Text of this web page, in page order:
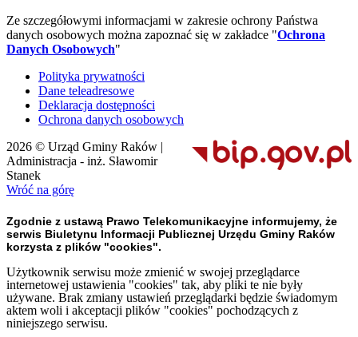
Ze szczegółowymi informacjami w zakresie ochrony Państwa
danych osobowych można zapoznać się w zakładce "Ochrona
Danych Osobowych"
Polityka prywatności
Dane teleadresowe
Deklaracja dostępności
Ochrona danych osobowych
2026 © Urząd Gminy Raków |
Administracja - inż. Sławomir
Stanek
Wróć na górę
Zgodnie z ustawą Prawo Telekomunikacyjne informujemy, że
serwis Biuletynu Informacji Publicznej Urzędu Gminy Raków
korzysta z plików "cookies".
Użytkownik serwisu może zmienić w swojej przeglądarce
internetowej ustawienia "cookies" tak, aby pliki te nie były
używane. Brak zmiany ustawień przeglądarki będzie świadomym
aktem woli i akceptacji plików "cookies" pochodzących z
niniejszego serwisu.